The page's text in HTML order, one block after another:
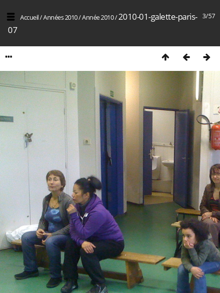
3/57
Accueil/Années 2010/Année 2010/2010-01-galette-paris-
07